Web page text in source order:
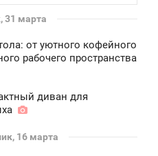
31 марта
от уютного кофейного
рабочего пространства
диван для
16 марта